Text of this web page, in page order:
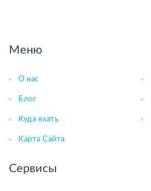
Меню
О нас
Блог
Куда ехать
Карта Сайта
Сервисы